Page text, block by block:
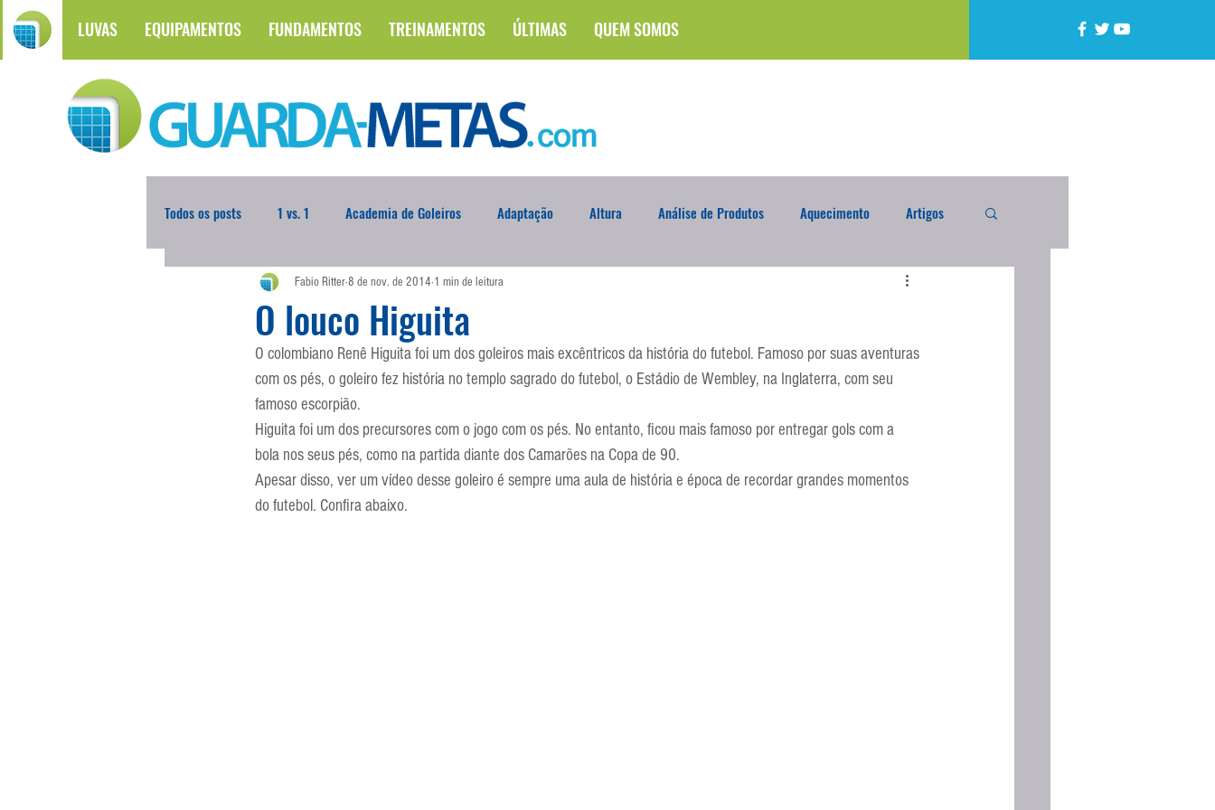
LUVAS EQUIPAMENTOS FUNDAMENTOS TREINAMENTOS ÚLTIMAS QUEM SOMOS
Todos os posts 1 vs. 1 Academia de Goleiros Adaptação Altura Análise de Produtos Aquecimento Artigos
Atualidades Blogoleiro da Semana Brasileirão Compra Exterior
Comunicação Copa do Mundo Curso Defesa da Semana Deslocamento DVD Encaixada Enquete
Entrevistas Equipamentos Escola Alemã Escola Americana Escola Argentina Escola Espanhola
Escola Francesa Escola Inglesa
O louco Higuita
Fabio Ritter8 de nov. de 2014 1 min de leitura
O colombiano Renê Higuita foi um dos goleiros mais excêntricos da história do futebol. Famoso por suas aventuras
com os pés, o goleiro fez história no templo sagrado do futebol, o Estádio de Wembley, na Inglaterra, com seu
famoso escorpião.
Higuita foi um dos precursores com o jogo com os pés. No entanto, ficou mais famoso por entregar gols com a
bola nos seus pés, como na partida diante dos Camarões na Copa de 90.
Apesar disso, ver um vídeo desse goleiro é sempre uma aula de história e época de recordar grandes momentos
do futebol. Confira abaixo.